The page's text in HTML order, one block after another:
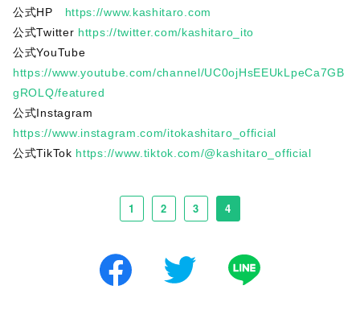
公式HP https://www.kashitaro.com
公式Twitter https://twitter.com/kashitaro_ito
公式YouTube
https://www.youtube.com/channel/UC0ojHsEEUkLpeCa7GB
gROLQ/featured
公式Instagram
https://www.instagram.com/itokashitaro_official
公式TikTok https://www.tiktok.com/@kashitaro_official
1 2 3 4